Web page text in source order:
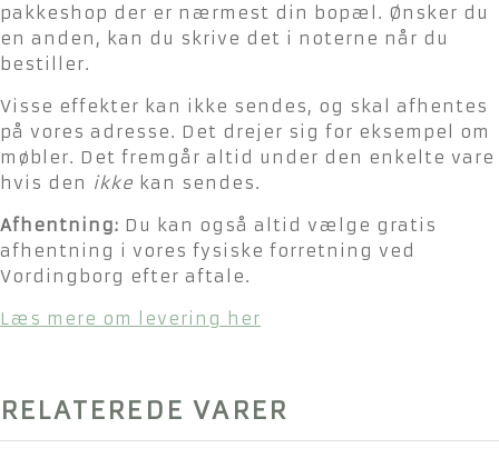
pakkeshop der er nærmest din bopæl. Ønsker du
en anden, kan du skrive det i noterne når du
bestiller.
Visse effekter kan ikke sendes, og skal afhentes
på vores adresse. Det drejer sig for eksempel om
møbler. Det fremgår altid under den enkelte vare
hvis den ikke kan sendes.
Afhentning: Du kan også altid vælge gratis
afhentning i vores fysiske forretning ved
Vordingborg efter aftale.
Læs mere om levering her
RELATEREDE VARER